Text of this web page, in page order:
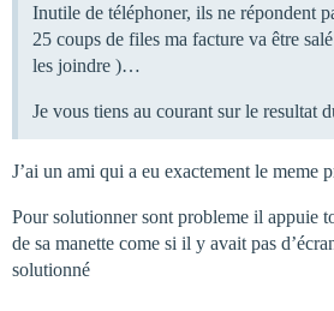
Inutile de téléphoner, ils ne répondent
25 coups de files ma facture va être
les joindre )…
Je vous tiens au courant sur le resultat
J’ai un ami qui a eu exactement le meme
Pour solutionner sont probleme il appuie
de sa manette come si il y avait pas
solutionné